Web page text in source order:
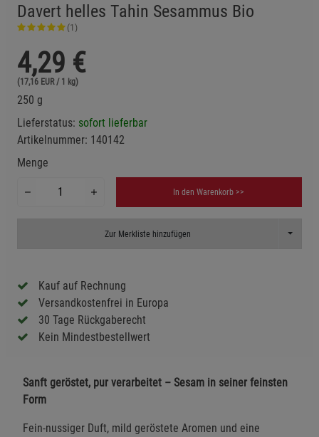
Davert helles Tahin Sesammus Bio
(1)
4,29 €
(17,16 EUR / 1 kg)
250 g
Lieferstatus: sofort lieferbar
Artikelnummer: 140142
Menge
In den Warenkorb >>
Zur Merkliste hinzufügen Toggle
Kauf auf Rechnung
Versandkostenfrei in Europa
30 Tage Rückgaberecht
Kein Mindestbestellwert
Sanft geröstet, pur verarbeitet – Sesam in seiner feinsten
Form
Fein-nussiger Duft, mild geröstete Aromen und eine